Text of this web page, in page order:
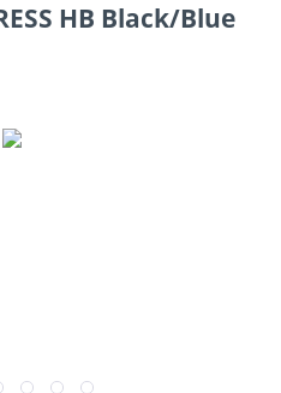
HB Black/Blue